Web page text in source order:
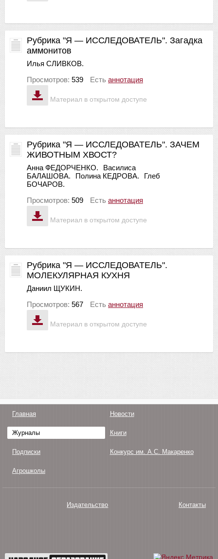
Материал в открытом доступе
Рубрика "Я — ИССЛЕДОВАТЕЛЬ". Загадка
аммонитов
Илья СЛИВКОВ.
Просмотров: 539 Есть аннотация
Материал в открытом доступе
Рубрика "Я — ИССЛЕДОВАТЕЛЬ". ЗАЧЕМ
ЖИВОТНЫМ ХВОСТ?
Анна ФЕДОРЧЕНКО.
Василиса
БАЛАШОВА.
Полина КЕДРОВА.
Глеб
БОЧАРОВ.
Просмотров: 509 Есть аннотация
Материал в открытом доступе
Рубрика "Я — ИССЛЕДОВАТЕЛЬ".
МОЛЕКУЛЯРНАЯ КУХНЯ
Даниил ЩУКИН.
Просмотров: 567 Есть аннотация
Главная Новости
Журналы Книги
Подписки Конкурс им. А.С. Макаренко
Агрошколы
Издательство Контакты